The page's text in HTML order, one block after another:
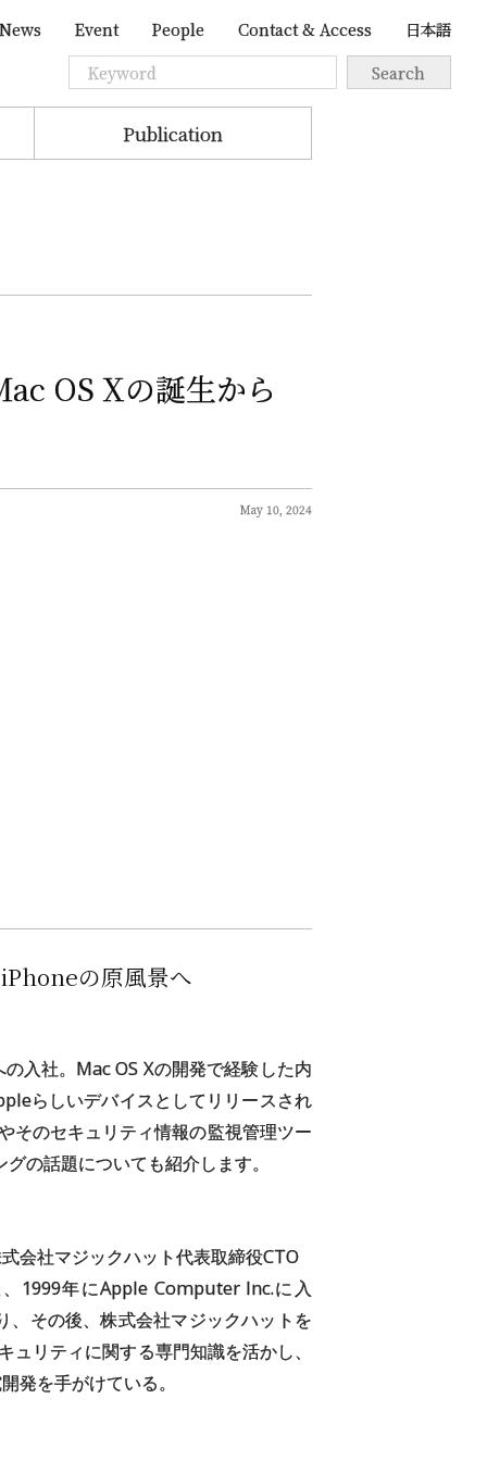
News Event People Contact & Access 日本語
Publication
OS Xの誕生から
May 10, 2024
iPhoneの原風景へ
入社。Mac OS Xの開発で経験した内
らしいデバイスとしてリリースされ
そのセキュリティ情報の監視管理ツー
の話題についても紹介します。
会社マジックハット代表取締役CTO
1999年にApple Computer Inc.に入
、その後、株式会社マジックハットを
リティに関する専門知識を活かし、
発を手がけている。